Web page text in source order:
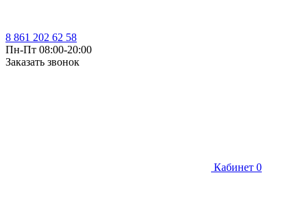
8 861 202 62 58
Пн-Пт 08:00-20:00
Заказать звонок
Кабинет 0